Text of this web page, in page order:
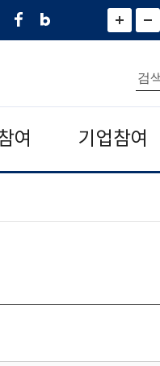
페
네
그
)
화
면
면
소
통
합
검
색
여 기업참여